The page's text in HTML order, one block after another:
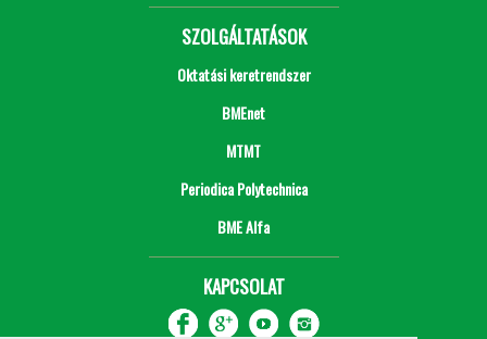
SZOLGÁLTATÁSOK
Oktatási keretrendszer
BMEnet
MTMT
Periodica Polytechnica
BME Alfa
KAPCSOLAT